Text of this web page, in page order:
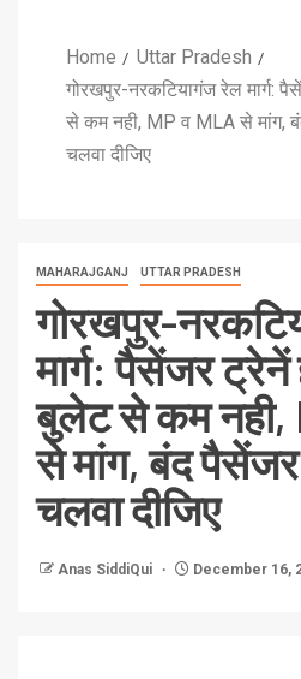
Home
Uttar Pradesh
गोरखपुर-नरकटियागंज रेल मार्ग:
से कम नही, MP व MLA से मांग,
चलवा दीजिए
MAHARAJGANJ UTTAR PRADESH
गोरखपुर-
मार्ग: पैसेंजर ट्रेनें
बुलेट से कम नही,
से मांग, बंद पैसेंजर
चलवा दीजिए
Anas SiddiQui December 16,